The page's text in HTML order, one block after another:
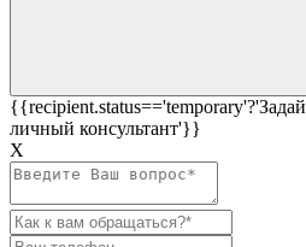
личный консультант'}}
Х